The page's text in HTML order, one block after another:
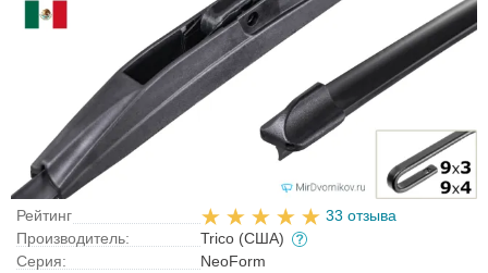
Рейтинг
33 отзыва
Производитель:
Trico (США)
Серия:
NeoForm